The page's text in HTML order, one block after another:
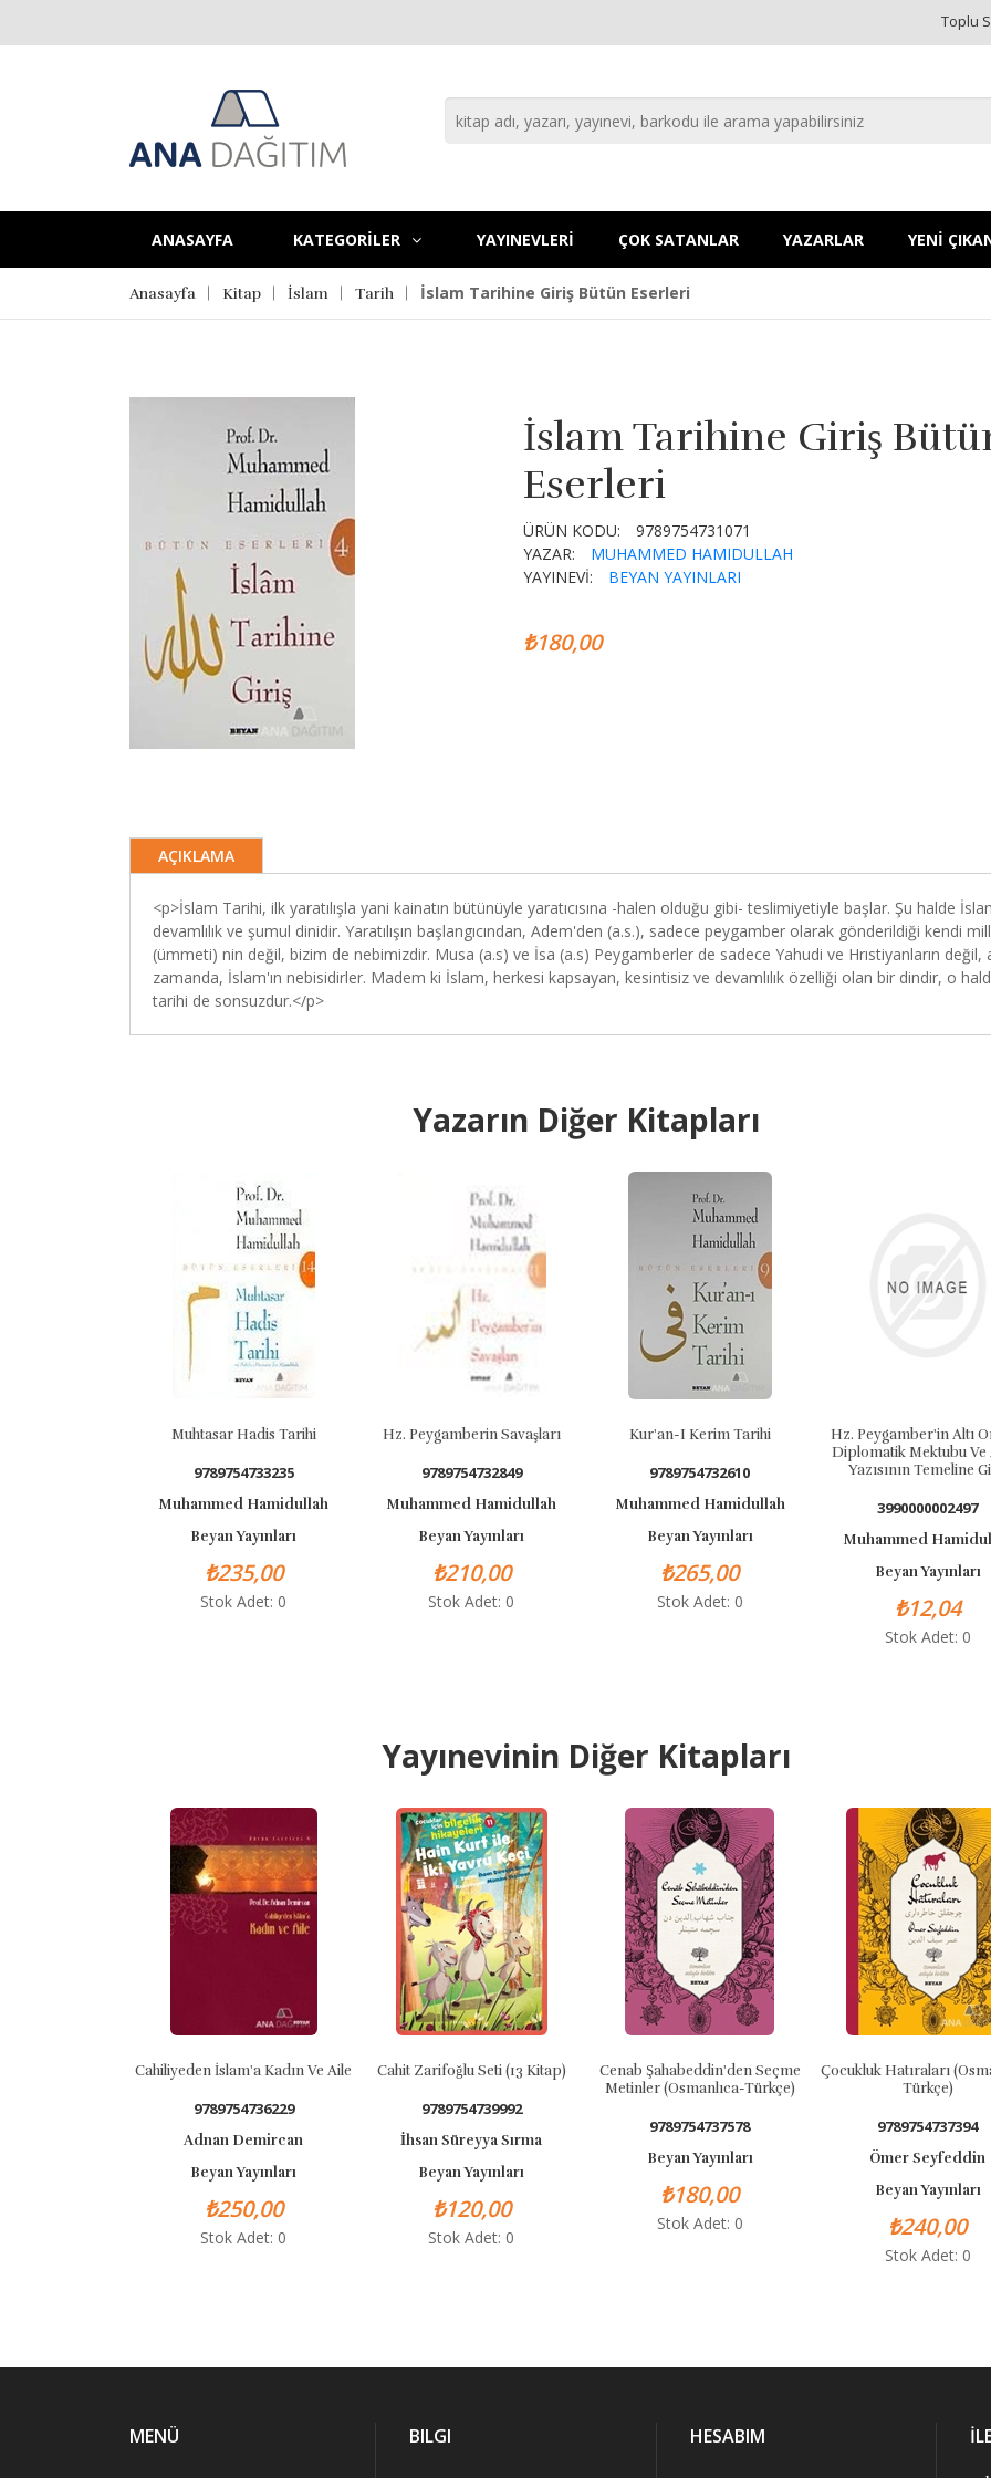
Toplu
ANASAYFA KATEGORİLER YAYINEVLERİ ÇOK SATANLAR YAZARLAR YENİ
Anasayfa Kitap İslam Tarih İslam Tarihine Giriş Bütün Eserleri
İslam Tarihine Giriş
Eserleri
ÜRÜN KODU:
9789754731071
YAZAR:
MUHAMMED HAMIDULLAH
YAYINEVİ:
BEYAN YAYINLARI
₺180,00
AÇIKLAMA
<p>İslam Tarihi, ilk yaratılışla yani kainatın bütünüyle yaratıcısına -halen olduğu gibi- teslimiyetiyle başlar. Şu halde
devamlılık ve şumul dinidir. Yaratılışın başlangıcından, Adem'den (a.s.), sadece peygamber olarak gönderildiği kendi
(ümmeti) nin değil, bizim de nebimizdir. Musa (a.s) ve İsa (a.s) Peygamberler de sadece Yahudi ve Hrıstiyanların değil,
zamanda, İslam'ın nebisidirler. Madem ki İslam, herkesi kapsayan, kesintisiz ve devamlılık özelliği olan bir dindir, o
tarihi de sonsuzdur.</p>
Yazarın Diğer Kitapları
Muhtasar Hadis Tarihi
9789754733235
Muhammed Hamidullah
Beyan Yayınları
Stok Adet: 0
Hz. Peygamberin Savaşları
9789754732849
Muhammed Hamidullah
Beyan Yayınları
Stok Adet: 0
Kur'an-I Kerim Tarihi
9789754732610
Muhammed Hamidullah
Beyan Yayınları
Stok Adet: 0
Hz. Peygamber'in Altı Orijinal
Diplomatik Mektubu Ve Arap
Yazısının Temeline Giriş
3990000002497
Muhammed Hamidullah
Beyan Yayınları
Stok Adet: 0
Yayınevinin Diğer Kitapları
Cahiliyeden İslam'a Kadın Ve Aile
9789754736229
Adnan Demircan
Beyan Yayınları
₺250,00
Stok Adet: 0
Cahit Zarifoğlu Seti (13 Kitap)
9789754739992
İhsan Süreyya Sırma
Beyan Yayınları
₺120,00
Stok Adet: 0
Cenab Şahabeddin'den Seçme
Metinler (Osmanlıca-Türkçe)
9789754737578
Beyan Yayınları
₺180,00
Stok Adet: 0
Çocukluk Hatıraları (Osmanlıca-
Türkçe)
9789754737394
Ömer Seyfeddin
Beyan Yayınları
₺240,00
Stok Adet: 0
MENÜ BILGI HESABIM